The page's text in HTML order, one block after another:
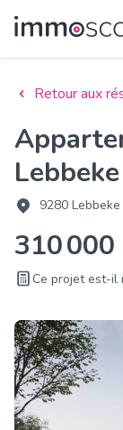
Retour aux
Appartement à vendre à
9280 Lebbeke
310 000
Ce projet est-il